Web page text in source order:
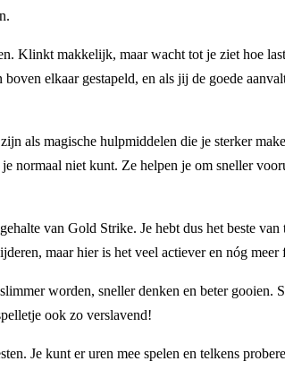
Klinkt makkelijk, maar wacht tot je ziet hoe
elkaar gestapeld, en als jij de goede
als magische hulpmiddelen die je sterker
normaal niet kunt. Ze helpen je om sneller
van Gold Strike. Je hebt dus het beste van
maar hier is het veel actiever en nóg meer
worden, sneller denken en beter gooien.
ook zo verslavend!
Je kunt er uren mee spelen en telkens